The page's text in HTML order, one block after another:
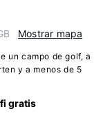
Mostrar mapa
un campo de golf, a
y a menos de 5
gratis